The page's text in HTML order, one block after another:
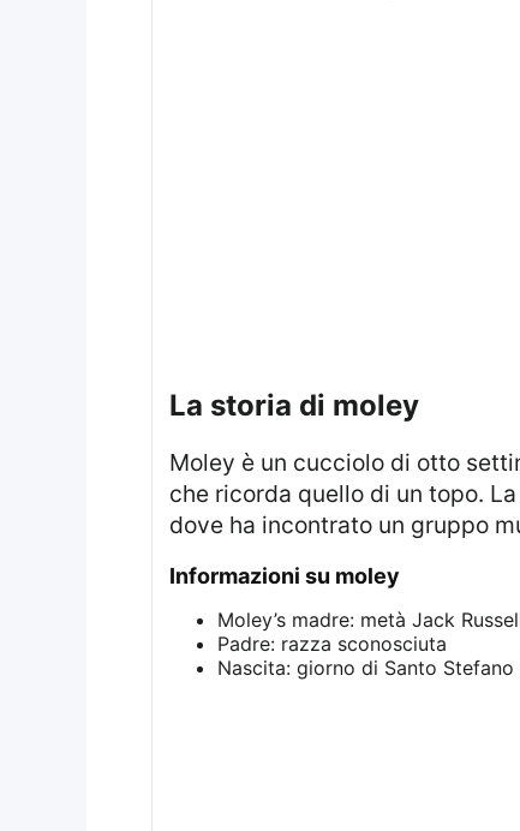
la storia di moley
Moley è un cucciolo di otto settimane proveniente dal Battersea Dogs and Cats Home e si distingue per il suo aspetto
che ricorda quello di un topo.
dove ha incontrato un gruppo
informazioni su moley
Moley’s madre: metà Jack
Padre: razza sconosciuta
Nascita: giorno di Santo Stefano